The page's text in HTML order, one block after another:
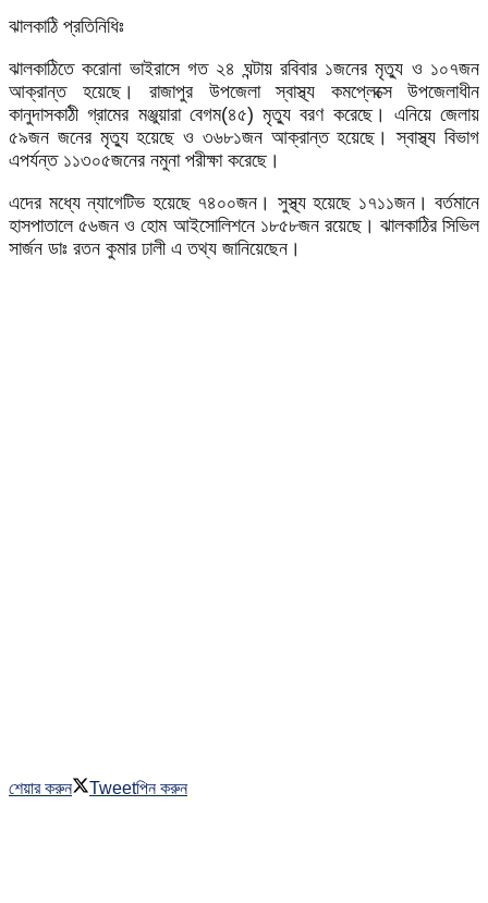
ঝালকাঠি প্রতিনিধিঃ
ঝালকাঠিতে করোনা ভাইরাসে গত ২৪ ঘন্টায় রবিবার ১জনের মৃত্যু ও ১০৭জন
আক্রান্ত হয়েছে। রাজাপুর উপজেলা স্বাস্থ্য কমপ্লেক্সে উপজেলাধীন
কানুদাসকাঠী গ্রামের মঞ্জুয়ারা বেগম(৪৫) মৃত্যু বরণ করেছে। এনিয়ে জেলায়
৫৯জন জনের মৃত্যু হয়েছে ও ৩৬৮১জন আক্রান্ত হয়েছে। স্বাস্থ্য বিভাগ
এপর্যন্ত ১১৩০৫জনের নমুনা পরীক্ষা করেছে।
এদের মধ্যে ন্যাগেটিভ হয়েছে ৭৪০০জন। সুস্থ্য হয়েছে ১৭১১জন। বর্তমানে
হাসপাতালে ৫৬জন ও হোম আইসোলিশনে ১৮৫৮জন রয়েছে। ঝালকাঠির সিভিল
সার্জন ডাঃ রতন কুমার ঢালী এ তথ্য জানিয়েছেন।
শেয়ার করুন Tweetপিন করুন